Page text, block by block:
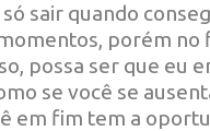
sair quando
porém no
possa ser que eu
se você se
em fim tem a